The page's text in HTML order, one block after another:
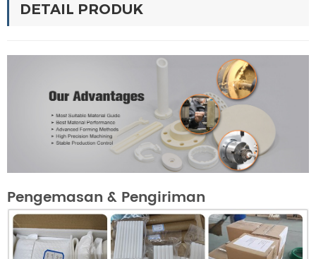
DETAIL PRODUK
Pengemasan & Pengiriman